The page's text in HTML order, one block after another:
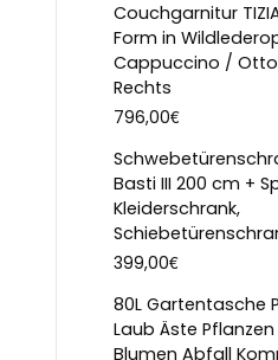
Couchgarnitur
Form in
Cappuccino /
Rechts
796,00€
Basti III 200 cm +
Kleiderschrank,
399,00€
80L Gartentasche
Laub Äste Pflanzen
Blumen Abfall